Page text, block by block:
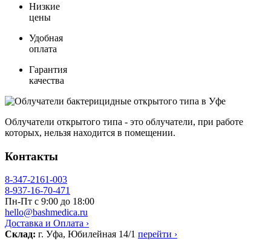
Низкие
цены
Удобная
оплата
Гарантия
качества
Облучатели открытого типа - это облучатели, при работе
которых, нельзя находится в помещении.
Контакты
8-347-2161-003
8-937-16-70-471
Пн-Пт с 9:00 до 18:00
hello@bashmedica.ru
Доставка и Оплата ›
Склад: г. Уфа, Юбилейная 14/1 перейти ›